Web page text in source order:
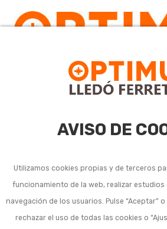
AVISO DE
Utilizamos cookies propias y de terceros
funcionamiento de la web, realizar
navegación de los usuarios. Pulse “Aceptar”
rechazar el uso de todas las cookies o